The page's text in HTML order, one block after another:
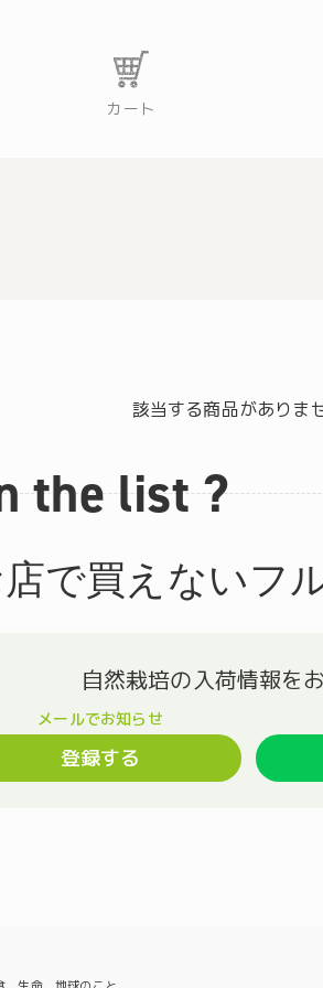
カート
該当する商品がありま
the list ?
で買えないフ
登録する